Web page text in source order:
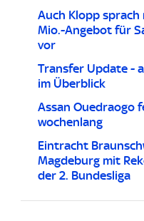
Auch Klopp
Mio.-Angebot für
vor
Transfer Update -
im Überblick
Assan Ouedraogo
wochenlang
Eintracht
Magdeburg mit
der 2. Bundesliga